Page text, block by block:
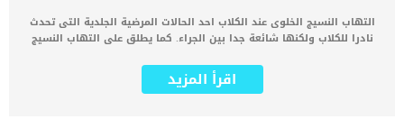
التهاب النسيج الخلوى عند الكلاب احد الحالات المرضية الجلدية التى تحدث
نادرا للكلاب ولكنها شائعة جدا بين الجراء. كما يطلق على التهاب النسيج
التهاب العقد اللمفية. ترتبط هذه الحالة بمجموعة من العلامات والاعراض,
فاذا كان جروك مصابا بها ستلاحظ ظهور تورم مفاجئ في الوجه (خاصة
اقرأ المزيد